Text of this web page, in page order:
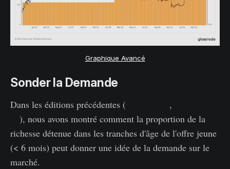
Graphique Avancé
Sonder la Demande
Dans les éditions précédentes ( ,
), nous avons montré comment la proportion de la
richesse détenue dans les tranches d'âge de l'offre jeune
(< 6 mois) peut donner une idée de la demande sur le
marché.